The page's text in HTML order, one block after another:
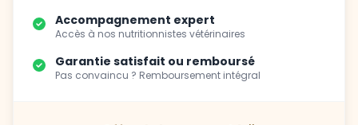
Accompagnement expert
Accès à nos nutritionnistes vétérinaires
Garantie satisfait ou remboursé
Pas convaincu ? Remboursement intégral